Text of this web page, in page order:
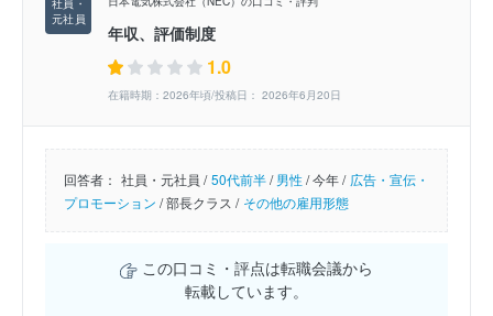
年収、評価制度
1.0
在籍時期：2026年頃/投稿日： 2026年6月20日
回答者： 社員・元社員 / 50代前半/男性/今年 / 広告・宣伝・
プロモーション /部長クラス / その他の雇用形態
この口コミ・評点は転職会議から
転載しています。